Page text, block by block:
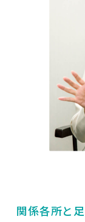
関係各所と